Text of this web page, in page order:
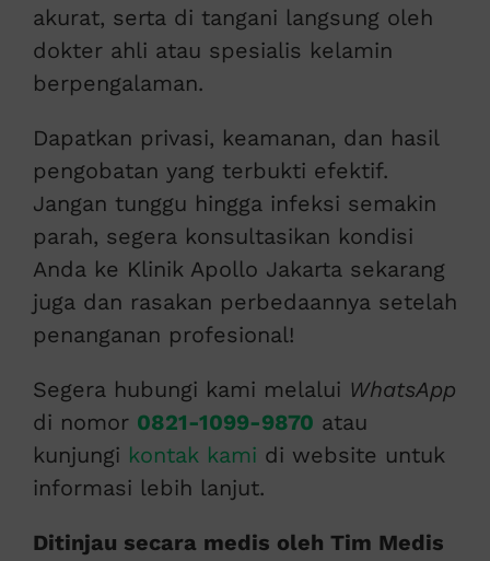
akurat, serta di tangani langsung oleh
dokter ahli atau spesialis kelamin
berpengalaman.
Dapatkan privasi, keamanan, dan hasil
pengobatan yang terbukti efektif.
Jangan tunggu hingga infeksi semakin
parah, segera konsultasikan kondisi
Anda ke Klinik Apollo Jakarta sekarang
juga dan rasakan perbedaannya setelah
penanganan profesional!
Segera hubungi kami melalui WhatsApp
di nomor 0821-1099-9870 atau
kunjungi kontak kami di website untuk
informasi lebih lanjut.
Ditinjau secara medis oleh Tim Medis